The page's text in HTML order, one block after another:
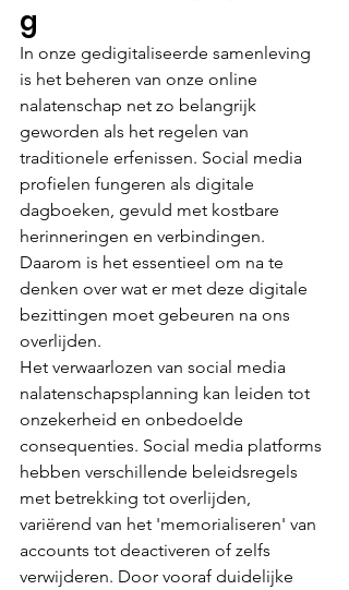
g
In onze gedigitaliseerde samenleving
is het beheren van onze online
nalatenschap net zo belangrijk
geworden als het regelen van
traditionele erfenissen. Social media
profielen fungeren als digitale
dagboeken, gevuld met kostbare
herinneringen en verbindingen.
Daarom is het essentieel om na te
denken over wat er met deze digitale
bezittingen moet gebeuren na ons
overlijden.
Het verwaarlozen van social media
nalatenschapsplanning kan leiden tot
onzekerheid en onbedoelde
consequenties. Social media platforms
hebben verschillende beleidsregels
met betrekking tot overlijden,
variërend van het 'memorialiseren' van
accounts tot deactiveren of zelfs
verwijderen. Door vooraf duidelijke